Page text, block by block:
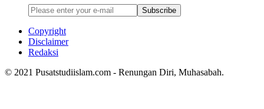
Subscribe
Copyright
Disclaimer
Redaksi
© 2021 Pusatstudiislam.com - Renungan Diri, Muhasabah.